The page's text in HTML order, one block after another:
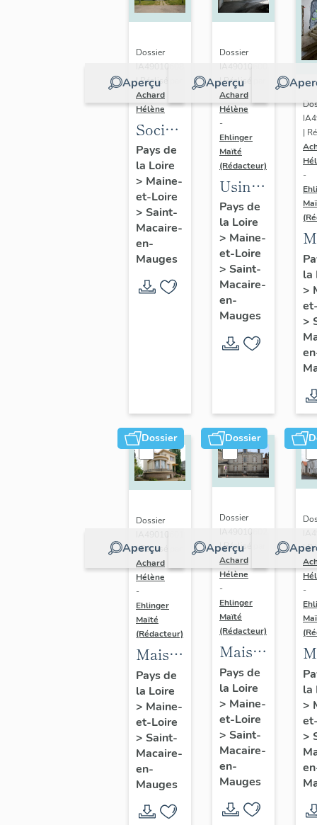
Aperçu
Dossier
IA49010608
| Réalisé par
Achard
Hélène
Société
Anonyme
de
Chaussures
Pays de
la Loire
> Maine-
et-Loire
> Saint-
Macaire-
en-
Mauges
Aperçu
Dossier
IA49010600
| Réalisé par
Achard
Hélène
-
Ehlinger
Maïté
(Rédacteur)
Usine
de
chaussures
Repussard-
Chupin,
22 rue
d'Anjou
Pays de
la Loire
> Maine-
et-Loire
> Saint-
Macaire-
en-
Mauges
|
-
d'
la
>
>
Dossier
Aperçu
Dossier
IA49010601
| Réalisé par
Achard
Hélène
-
Ehlinger
Maïté
(Rédacteur)
Maison
de
l'industriel
Auguste
Repussard,
24 rue
d'
Anjou,
Saint-
Pays de
la Loire
> Maine-
et-Loire
> Saint-
Macaire-
en-
Mauges
Dossier
Aperçu
Dossier
IA49010602
| Réalisé par
Achard
Hélène
-
Ehlinger
Maïté
(Rédacteur)
Maison
de
l'industriel
Yves
Repussard,20
rue d'
Anjou,
Saint-
Macaire-
Pays de
la Loire
> Maine-
et-Loire
> Saint-
Macaire-
en-
Mauges
|
-
la
>
>